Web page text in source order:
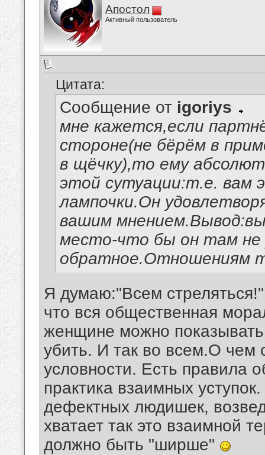
Апостол
Активный пользователь
Цитата:
Сообщение от igoriys
мне кажется,если
стороне(не бёрём в
в щёчку),то ему
этой сутуации:т.е. вам
лампочки.Он
вашим
место-что бы он там не
обратное.Отношениям
Я думаю:"Всем
что вся общественная
женщине можно показывать
убить. И так во всем.О чем
условности. Есть правила
практика взаимных
дефектных людишек,
хватает так это взаимной
должно быть "ширше"